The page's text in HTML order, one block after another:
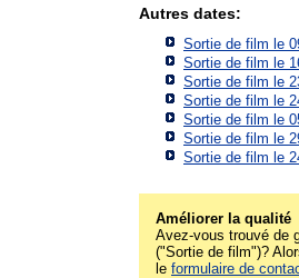
Autres dates:
Sortie de film le
Sortie de film le
Sortie de film le
Sortie de film le
Sortie de film le
Sortie de film le
Sortie de film le
Améliorer la qualité
Avez-vous trouvé de
("Sortie de film")?
le formulaire de